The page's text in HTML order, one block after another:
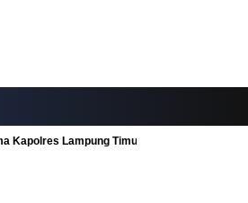
Kapolres Lampung Timur